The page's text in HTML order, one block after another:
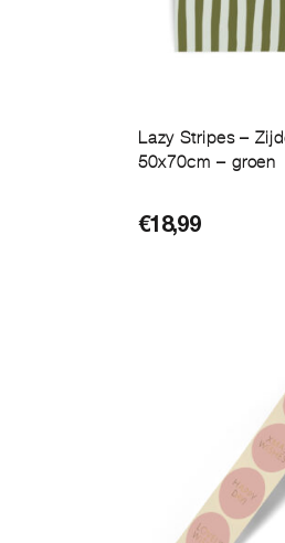
Lazy Stripes –
50x70cm – groen
€18,99